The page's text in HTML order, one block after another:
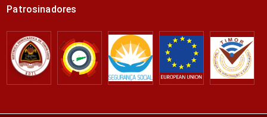
Patrosinadores